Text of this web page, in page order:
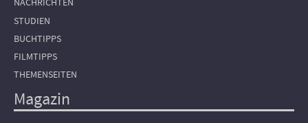
NACHRICHTEN
STUDIEN
BUCHTIPPS
FILMTIPPS
THEMENSEITEN
Magazin